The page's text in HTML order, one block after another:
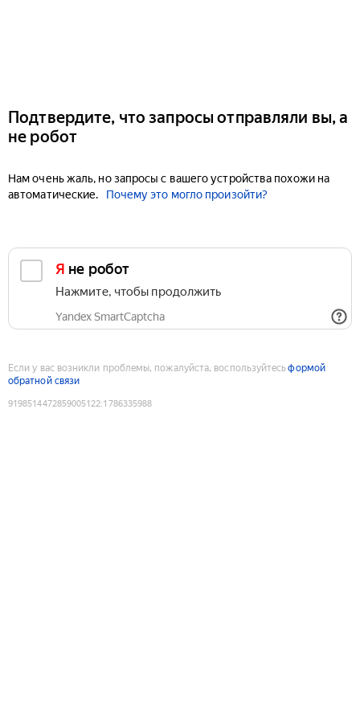
Подтвердите, что запросы отправляли вы, а
не робот
Нам очень жаль, но запросы с вашего устройства похожи на
автоматические.
Почему это могло произойти?
Я не робот
Нажмите, чтобы продолжить
Yandex SmartCaptcha
Если у вас возникли проблемы, пожалуйста, воспользуйтесьформой
обратной связи
9198514472859005122:1786335988